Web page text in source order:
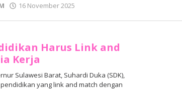
16 November 2025
Junaedi
Harus Link and
Kerja
Sulawesi Barat, Suhardi Duka (SDK),
yang link and match dengan